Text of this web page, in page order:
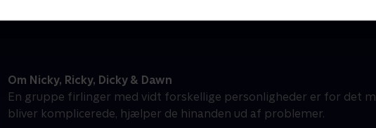
Om Nicky, Ricky, Dicky & Dawn
En gruppe firlinger med vidt forskellige personligheder er for det
bliver komplicerede, hjælper de hinanden ud af problemer.